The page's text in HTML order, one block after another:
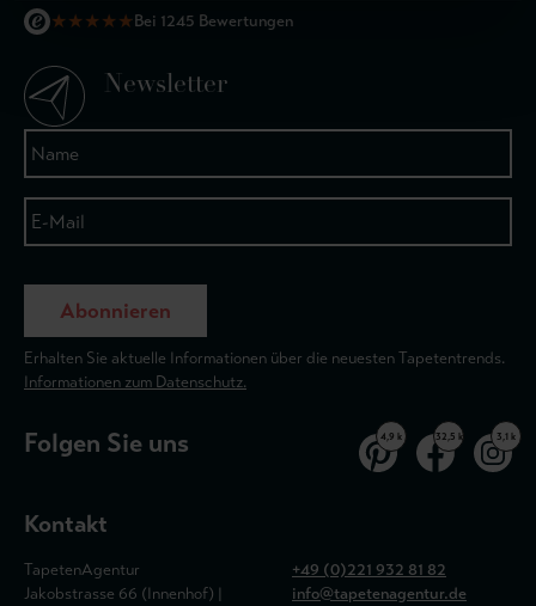
★ ★ ★ ★ ★Bei 1245 Bewertungen
Newsletter
Abonnieren
Erhalten Sie aktuelle Informationen über die neuesten Tapetentrends.
Informationen zum Datenschutz.
Folgen Sie uns 4,9 k 32,5 k 3,1 k
Kontakt
TapetenAgentur
Jakobstrasse 66 (Innenhof) |
+49 (0)221 932 81 82
info@tapetenagentur.de